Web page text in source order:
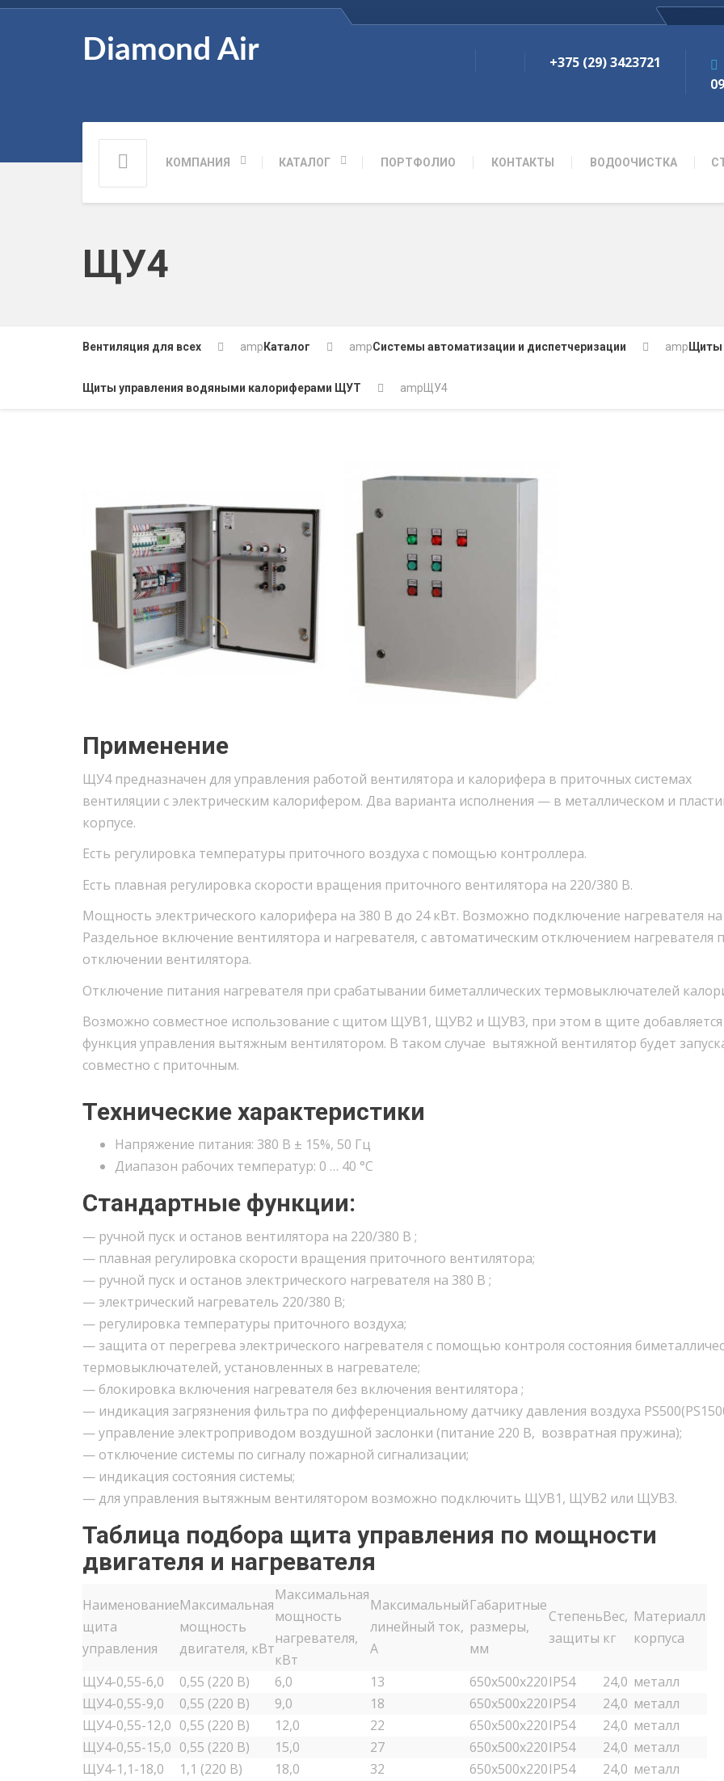
Diamond Air
КОМПАНИЯ КАТАЛОГ ПОРТФОЛИО КОНТАКТЫ ВОДООЧИСТКА
+375 (29) 3423721
ЩУ4
Вентиляция для всех amp Каталог ampСистемы автоматизации и диспетчеризации amp Щиты
Щиты управления водяными калориферами ЩУТ amp ЩУ4
Применение
ЩУ4 предназначен для управления работой вентилятора и калорифера в приточных системах
вентиляции с электрическим калорифером. Два варианта исполнения — в металлическом и
корпусе.
Есть регулировка температуры приточного воздуха с помощью контроллера.
Есть плавная регулировка скорости вращения приточного вентилятора на 220/380 В.
Мощность электрического калорифера на 380 В до 24 кВт. Возможно подключение нагревателя на
Раздельное включение вентилятора и нагревателя, с автоматическим отключением нагревателя
отключении вентилятора.
Отключение питания нагревателя при срабатывании биметаллических термовыключателей
Возможно совместное использование с щитом ЩУВ1, ЩУВ2 и ЩУВ3, при этом в щите добавляется
функция управления вытяжным вентилятором. В таком случае вытяжной вентилятор будет
совместно с приточным.
Технические характеристики
Напряжение питания: 380 В ± 15%, 50 Гц
Диапазон рабочих температур: 0 … 40 °С
Стандартные функции:
— ручной пуск и останов вентилятора на 220/380 В ;
— плавная регулировка скорости вращения приточного вентилятора;
— ручной пуск и останов электрического нагревателя на 380 В ;
— электрический нагреватель 220/380 В;
— регулировка температуры приточного воздуха;
— защита от перегрева электрического нагревателя с помощью контроля состояния
термовыключателей, установленных в нагревателе;
— блокировка включения нагревателя без включения вентилятора ;
— индикация загрязнения фильтра по дифференциальному датчику давления воздуха
— управление электроприводом воздушной заслонки (питание 220 В, возвратная пружина);
— отключение системы по сигналу пожарной сигнализации;
— индикация состояния системы;
— для управления вытяжным вентилятором возможно подключить ЩУВ1, ЩУВ2 или ЩУВ3.
Таблица подбора щита управления по мощности
двигателя и нагревателя
Наименование
щита
управления
Максимальная
мощность
двигателя, кВт
Максимальная
мощность
нагревателя,
кВт
Максимальный
линейный ток,
A
Габаритные
размеры,
мм
Степень
защиты
Вес,
кг
Материалл
корпуса
ЩУ4-0,55-6,0 0,55 (220 В) 6,0 13 650х500х220IP54 24,0 металл
ЩУ4-0,55-9,0
0,55 (220 В) 9,0 18 650х500х220IP54 24,0 металл
ЩУ4-0,55-12,0 0,55 (220 В) 12,0 22 650х500х220IP54 24,0 металл
ЩУ4-0,55-15,0 0,55 (220 В) 15,0 27 650х500х220IP54 24,0 металл
ЩУ4-1,1-18,0
1,1 (220 В) 18,0 32 650х500х220IP54 24,0 металл